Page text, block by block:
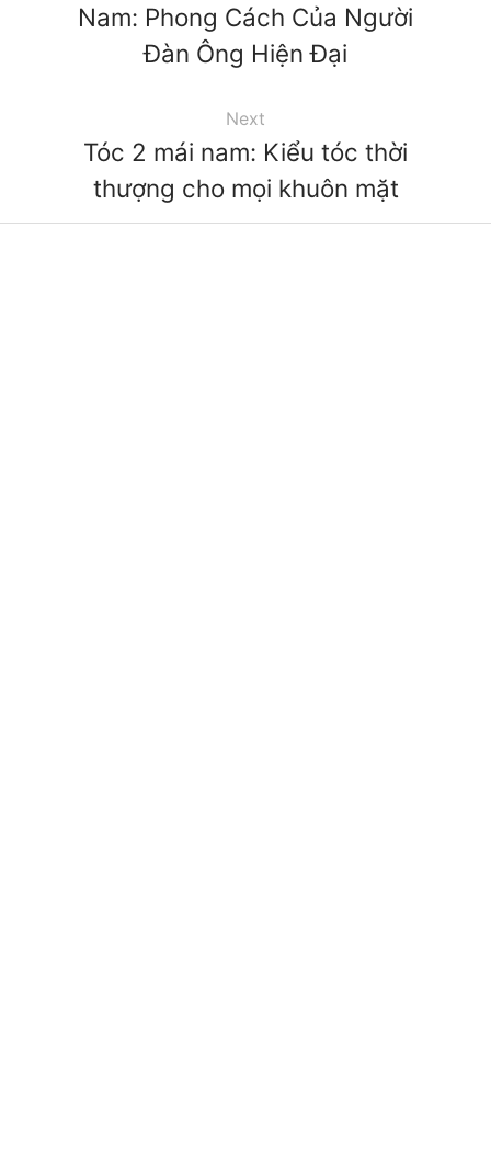
Nam: Phong Cách Của Người
Đàn Ông Hiện Đại
Next
Tóc 2 mái nam: Kiểu tóc thời
thượng cho mọi khuôn mặt